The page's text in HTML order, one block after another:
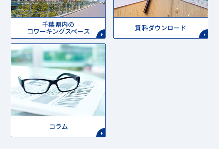
千葉県内の
コワーキングスペース 資料ダウンロード
コラム